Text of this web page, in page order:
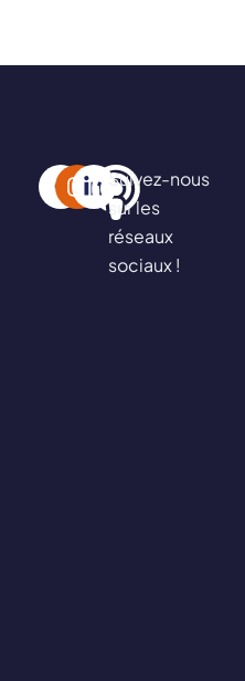
Suivez-nous
sur les
réseaux
sociaux !